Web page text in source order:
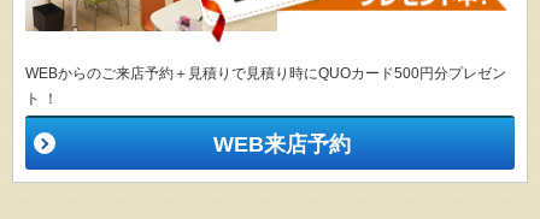
WEBからのご来店予約＋見積りで見積り時にQUOカード500円分プレゼン
ト ！
WEB来店予約